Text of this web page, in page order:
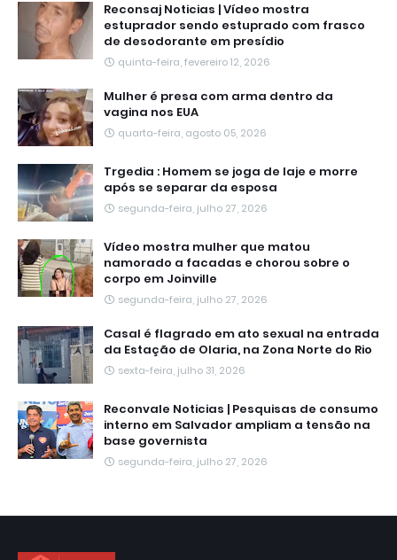
Reconsaj Noticias | Vídeo mostra
estuprador sendo estuprado com frasco
de desodorante em presídio
quinta-feira, fevereiro 12, 2026
Mulher é presa com arma dentro da
vagina nos EUA
quarta-feira, agosto 05, 2026
Trgedia : Homem se joga de laje e morre
após se separar da esposa
segunda-feira, julho 27, 2026
Vídeo mostra mulher que matou
namorado a facadas e chorou sobre o
corpo em Joinville
segunda-feira, julho 27, 2026
Casal é flagrado em ato sexual na entrada
da Estação de Olaria, na Zona Norte do Rio
sexta-feira, julho 31, 2026
Reconvale Noticias | Pesquisas de consumo
interno em Salvador ampliam a tensão na
base governista
segunda-feira, julho 27, 2026